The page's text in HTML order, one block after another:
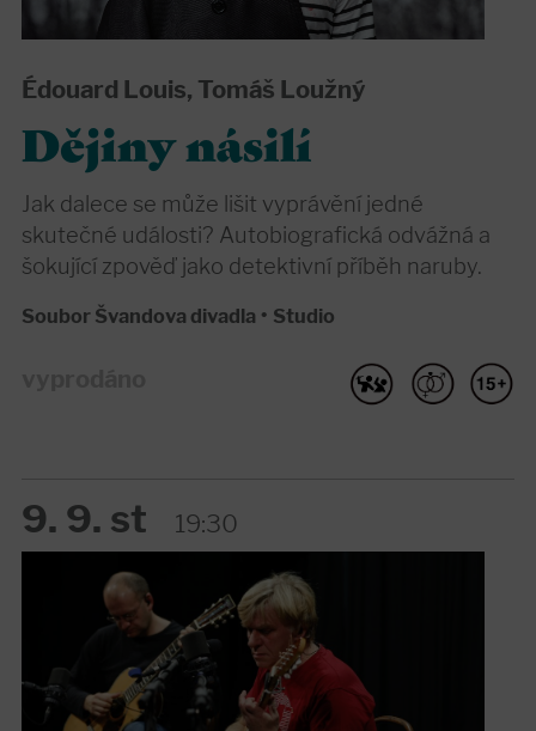
Édouard Louis, Tomáš Loužný
Dějiny násilí
Jak dalece se může lišit vyprávění jedné
skutečné události? Autobiografická odvážná a
šokující zpověď jako detektivní příběh naruby.
Soubor Švandova divadla • Studio
9. 9. st 19:30